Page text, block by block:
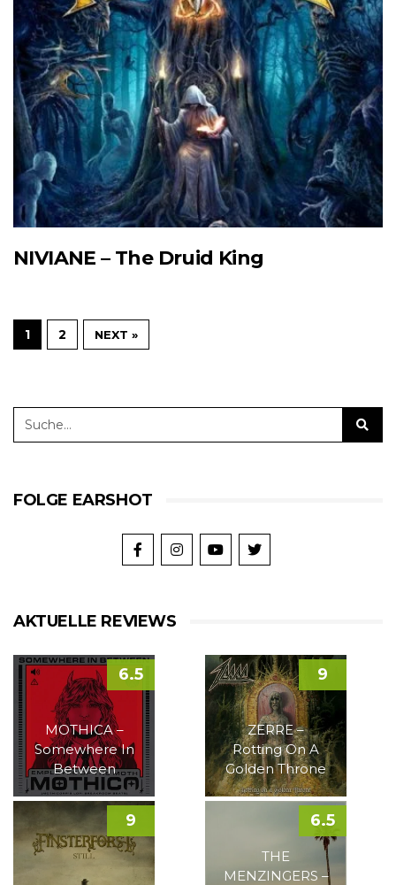
NIVIANE – The Druid King
1 2 NEXT »
FOLGE EARSHOT
AKTUELLE REVIEWS
MOTHICA –
Somewhere In
Between
6.5
ZERRE –
Rotting On A
Golden Throne
9
9
THE
MENZINGERS –
6.5